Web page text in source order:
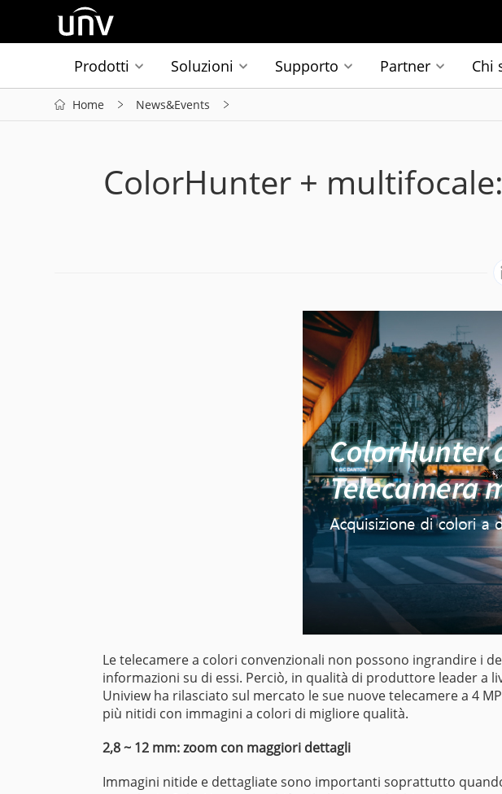
Prodotti Soluzioni Supporto Partner Chi
Home News&Events
ColorHunter +
Le telecamere a colori convenzionali non possono ingrandire i
informazioni su di essi. Perciò, in qualità di produttore leader a
Uniview ha rilasciato sul mercato le sue nuove telecamere a 4
più nitidi con immagini a colori di migliore qualità.
2,8 ~ 12 mm: zoom con maggiori dettagli
Immagini nitide e dettagliate sono importanti soprattutto